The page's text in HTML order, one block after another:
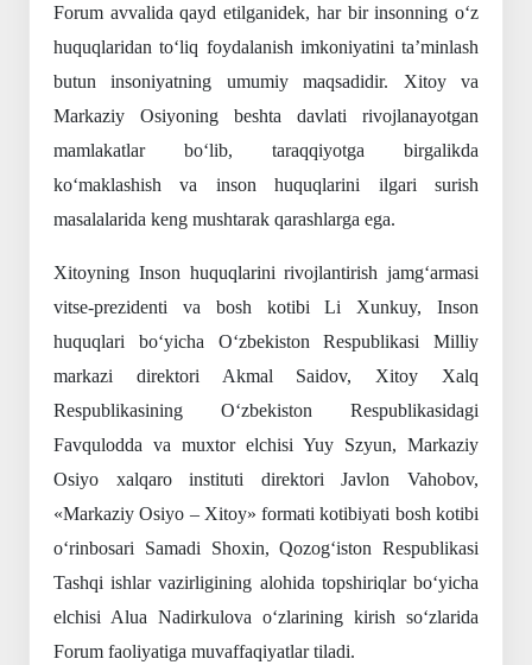
Forum avvalida qayd etilganidek, har bir insonning o‘z
huquqlaridan to‘liq foydalanish imkoniyatini ta’minlash
butun insoniyatning umumiy maqsadidir. Xitoy va
Markaziy Osiyoning beshta davlati rivojlanayotgan
mamlakatlar bo‘lib, taraqqiyotga birgalikda
ko‘maklashish va inson huquqlarini ilgari surish
masalalarida keng mushtarak qarashlarga ega.
Xitoyning Inson huquqlarini rivojlantirish jamg‘armasi
vitse-prezidenti va bosh kotibi Li Xunkuy, Inson
huquqlari bo‘yicha O‘zbekiston Respublikasi Milliy
markazi direktori Akmal Saidov, Xitoy Xalq
Respublikasining O‘zbekiston Respublikasidagi
Favqulodda va muxtor elchisi Yuy Szyun, Markaziy
Osiyo xalqaro instituti direktori Javlon Vahobov,
«Markaziy Osiyo – Xitoy» formati kotibiyati bosh kotibi
o‘rinbosari Samadi Shoxin, Qozog‘iston Respublikasi
Tashqi ishlar vazirligining alohida topshiriqlar bo‘yicha
elchisi Alua Nadirkulova o‘zlarining kirish so‘zlarida
Forum faoliyatiga muvaffaqiyatlar tiladi.